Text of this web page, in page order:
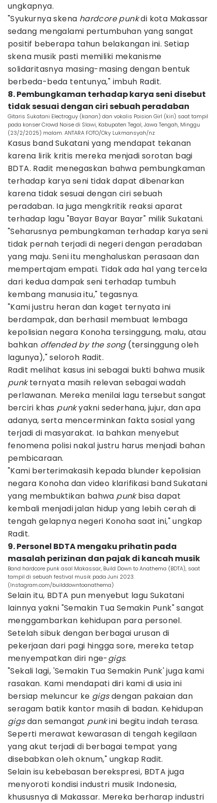
ungkapnya.
"Syukurnya skena hardcore punkdi kota Makassar
sedang mengalami pertumbuhan yang sangat
positif beberapa tahun belakangan ini. Setiap
skena musik pasti memiliki mekanisme
solidaritasnya masing-masing dengan bentuk
berbeda-beda tentunya," imbuh Radit.
8. Pembungkaman terhadap karya seni disebut
tidak sesuai dengan ciri sebuah peradaban
Gitaris Sukatani Electroguy (kanan) dan vokalis Poision Girl (kiri) saat tampil
pada konser Crowd Noise di Slawi, Kabupaten Tegal, Jawa Tengah, Minggu
(23/2/2025) malam. ANTARA FOTO/Oky Lukmansyah/nz
Kasus band Sukatani yang mendapat tekanan
karena lirik kritis mereka menjadi sorotan bagi
BDTA. Radit menegaskan bahwa pembungkaman
terhadap karya seni tidak dapat dibenarkan
karena tidak sesuai dengan ciri sebuah
peradaban. Ia juga mengkritik reaksi aparat
terhadap lagu "Bayar Bayar Bayar" milik Sukatani.
"Seharusnya pembungkaman terhadap karya seni
tidak pernah terjadi di negeri dengan peradaban
yang maju. Seni itu menghaluskan perasaan dan
mempertajam empati. Tidak ada hal yang tercela
dari kedua dampak seni terhadap tumbuh
kembang manusia itu," tegasnya.
"Kami justru heran dan kaget ternyata ini
berdampak, dan berhasil membuat lembaga
kepolisian negara Konoha tersinggung, malu, atau
bahkan offended by the song(tersinggung oleh
lagunya)," seloroh Radit.
Radit melihat kasus ini sebagai bukti bahwa musik
punkternyata masih relevan sebagai wadah
perlawanan. Mereka menilai lagu tersebut sangat
berciri khas punkyakni sederhana, jujur, dan apa
adanya, serta mencerminkan fakta sosial yang
terjadi di masyarakat. Ia bahkan menyebut
fenomena polisi nakal justru harus menjadi bahan
pembicaraan.
"Kami berterimakasih kepada blunder kepolisian
negara Konoha dan video klarifikasi band Sukatani
yang membuktikan bahwa punkbisa dapat
kembali menjadi jalan hidup yang lebih cerah di
tengah gelapnya negeri Konoha saat ini," ungkap
Radit.
9. Personel BDTA mengaku prihatin pada
masalah perizinan dan pajak di kancah musik
Band hardcore punk asal Makassar, Build Down to Anathema (BDTA), saat
tampil di sebuah festival musik pada Juni 2023.
(Instagram.com/builddowntoanathema)
Selain itu, BDTA pun menyebut lagu Sukatani
lainnya yakni "Semakin Tua Semakin Punk" sangat
menggambarkan kehidupan para personel.
Setelah sibuk dengan berbagai urusan di
pekerjaan dari pagi hingga sore, mereka tetap
menyempatkan diri nge-gigs.
"Sekali lagi, 'Semakin Tua Semakin Punk' juga kami
rasakan. Kami mendapati diri kami di usia ini
bersiap meluncur ke gigsdengan pakaian dan
seragam batik kantor masih di badan. Kehidupan
gigsdan semangat punkini begitu indah terasa.
Seperti merawat kewarasan di tengah kegilaan
yang akut terjadi di berbagai tempat yang
disebabkan oleh oknum," ungkap Radit.
Selain isu kebebasan berekspresi, BDTA juga
menyoroti kondisi industri musik Indonesia,
khususnya di Makassar. Mereka berharap industri